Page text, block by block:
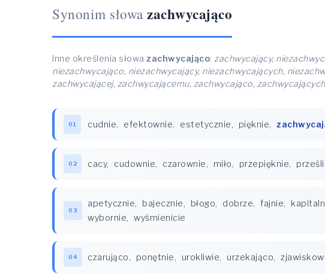
Synonim słowa zachwycająco
Inne określenia słowa zachwycająco: zachwycający,
niezachwycająco, niezachwycający, niezachwycających,
zachwycającej, zachwycającemu, zachwycająco,
01 cudnie, efektownie, estetycznie, pięknie,
02 cacy, cudownie, czarownie, miło, przepięknie,
03
apetycznie, bajecznie, błogo, dobrze, fajnie,
wybornie, wyśmienicie
04 czarująco, ponętnie, urokliwie, urzekająco,